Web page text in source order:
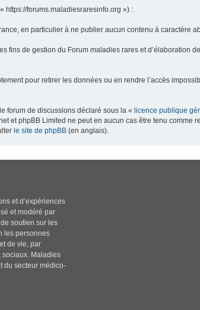
https://forums.maladiesraresinfo.org ») :
en particulier à ne publier aucun contenu à caractère
fins de gestion du Forum maladies rares et d’élaboration
pour retirer les données ou en rendre l’accès
forum de discussions déclaré sous la « licence publique
et phpBB Limited ne peut en aucun cas être tenu comme
le site de phpBB (en anglais).
et d’expériences
et modéré par
soutien sur les
les personnes
de vie, par
sociaux. Maladies
du secteur médico-